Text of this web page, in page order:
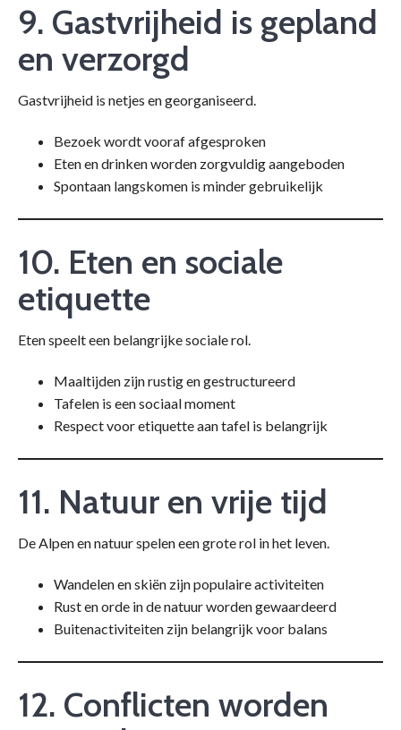
9. Gastvrijheid is gepland
en verzorgd
Gastvrijheid is netjes en georganiseerd.
Bezoek wordt vooraf afgesproken
Eten en drinken worden zorgvuldig aangeboden
Spontaan langskomen is minder gebruikelijk
10. Eten en sociale
etiquette
Eten speelt een belangrijke sociale rol.
Maaltijden zijn rustig en gestructureerd
Tafelen is een sociaal moment
Respect voor etiquette aan tafel is belangrijk
11. Natuur en vrije tijd
De Alpen en natuur spelen een grote rol in het leven.
Wandelen en skiën zijn populaire activiteiten
Rust en orde in de natuur worden gewaardeerd
Buitenactiviteiten zijn belangrijk voor balans
12. Conflicten worden